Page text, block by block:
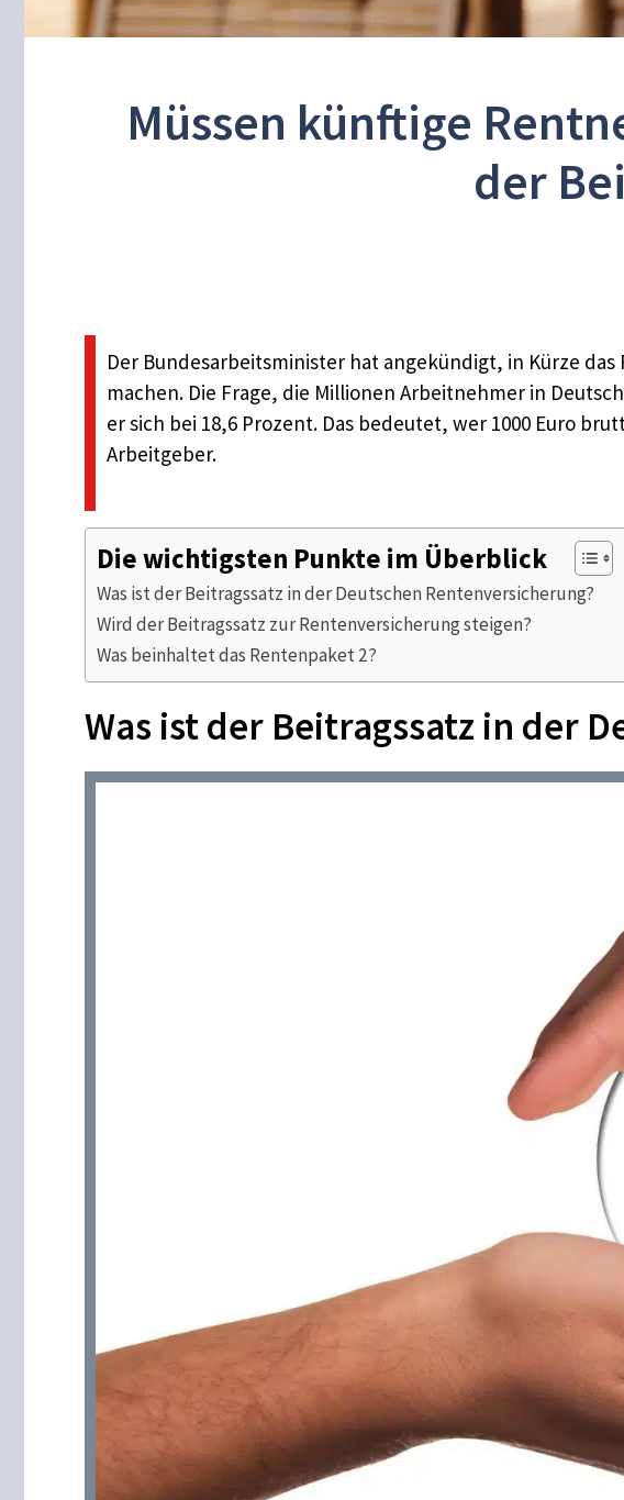
Müssen künftige
der
Der Bundesarbeitsminister hat angekündigt, in Kürze
machen. Die Frage, die Millionen Arbeitnehmer in
er sich bei 18,6 Prozent. Das bedeutet, wer 1000 Euro
Arbeitgeber.
Die wichtigsten Punkte im Überblick
Was ist der Beitragssatz in der Deutschen Rentenversicherung?
Wird der Beitragssatz zur Rentenversicherung steigen?
Was beinhaltet das Rentenpaket 2?
Was ist der Beitragssatz in der